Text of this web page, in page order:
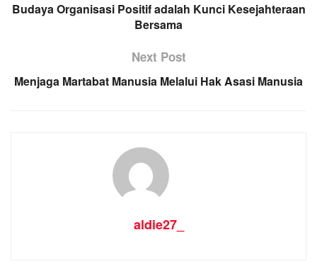
Budaya Organisasi Positif adalah Kunci Kesejahteraan
Bersama
Next Post
Menjaga Martabat Manusia Melalui Hak Asasi Manusia
aldie27_